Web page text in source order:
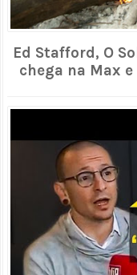
Ed Stafford, O
chega na Max